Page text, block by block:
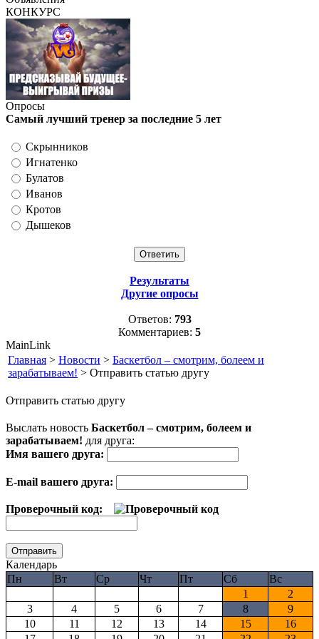
КОНКУРС
Опросы
Самый лучший тренер за последние 5 лет
Скрынников
Игнатенко
Булатов
Иванов
Кротов
Дышеков
Результаты
Другие опросы
Ответов: 793
Комментариев: 5
MainLink
Главная > Новости > Баскетбол – смотрим, болеем и
зарабатываем! > Отправить статью другу
Отправить статью другу
Выслать новость Баскетбол – смотрим, болеем и
зарабатываем! для друга:
Имя вашего друга:
E-mail вашего друга:
Проверочный код:
Календарь
Пн
Вт Ср Чт Пт Сб
Вс
1
2
3
4 5 6 7 8
9
10
11 12 13 14 15
16